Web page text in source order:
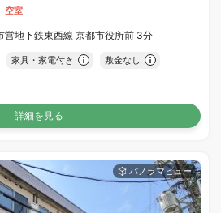
空室
営地下鉄東西線 京都市役所前 3分
家具・家電付き 敷金なし
詳細を見る